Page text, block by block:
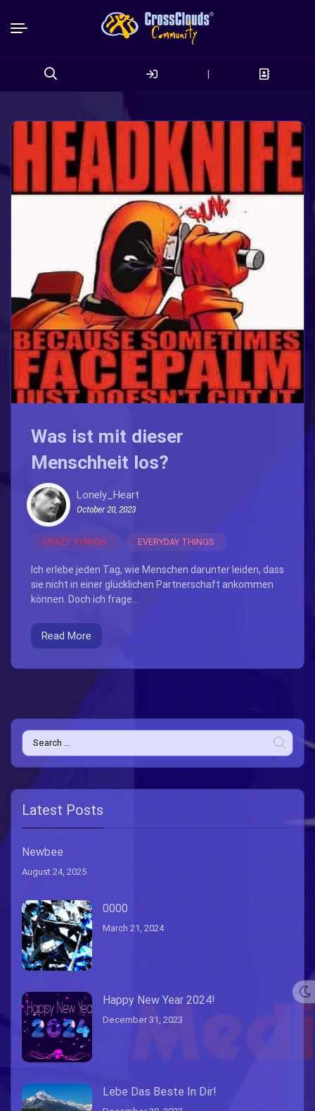
for:
|
Was ist mit dieser
Menschheit los?
Lonely_Heart
October 20, 2023
CRAZY THINGS EVERYDAY THINGS
Ich erlebe jeden Tag, wie Menschen darunter leiden, dass
sie nicht in einer glücklichen Partnerschaft ankommen
können. Doch ich frage...
Read More
Search
for:
Latest Posts
Newbee
August 24, 2025
0000
March 21, 2024
Happy New Year 2024!
December 31, 2023
Lebe Das Beste In Dir!